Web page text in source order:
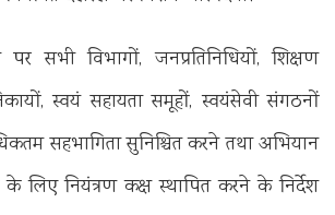
सभी विभागों, जनप्रतिनिधियों, शिक्षण
स्वयं सहायता समूहों, स्वयंसेवी संगठनों
सहभागिता सुनिश्चित करने तथा अभियान
के लिए नियंत्रण कक्ष स्थापित करने के निर्देश